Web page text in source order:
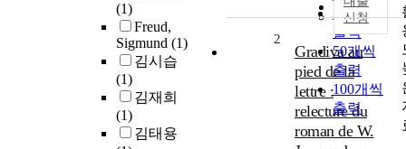
(1)
Freud,
Sigmund (1)
김시습
(1)
김재희
(1)
김태용
발행기
관순
30개씩
출력
50개씩
출력
100개씩
출력
신청
2
Gradiva au
pied de la
lettre :
relecture du
roman de W.